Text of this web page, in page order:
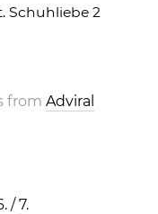
Schuhliebe 2
fromAdviral
/7.